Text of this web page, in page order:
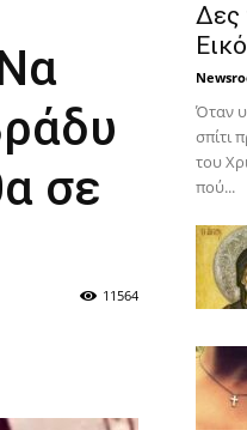
σε
11564
Δες
Όταν
σπίτι
του
πού...